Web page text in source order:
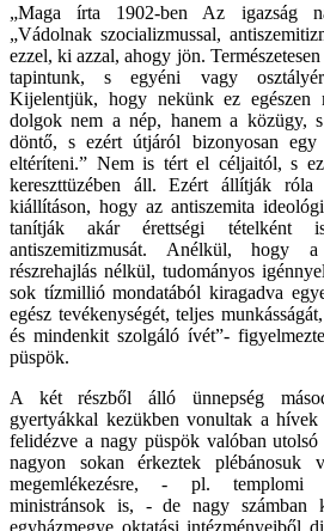
„Maga írta 1902-ben Az igazság
„Vádolnak szocializmussal,
ezzel, ki azzal, ahogy jön.
tapintunk, s egyéni vagy
Kijelentjük, hogy nekünk ez
dolgok nem a nép, hanem a közügy,
döntő, s ezért útjáról bizonyosan egy
eltéríteni.” Nem is tért el céljaitól, s
kereszttüzében áll. Ezért állítják
kiállításon, hogy az antiszemita
tanítják akár érettségi tételként
antiszemitizmusát. Anélkül, hogy a
részrehajlás nélkül, tudományos
sok tízmillió mondatából kiragadva
egész tevékenységét, teljes
és mindenkit szolgáló ívét”-
püspök.
A két részből álló ünnepség
gyertyákkal kezükben vonultak a
felidézve a nagy püspök valóban
nagyon sokan érkeztek plébánosuk
megemlékezésre, - pl. templomi
ministránsok is, - de nagy számban
egyházmegye oktatási intézményeiből